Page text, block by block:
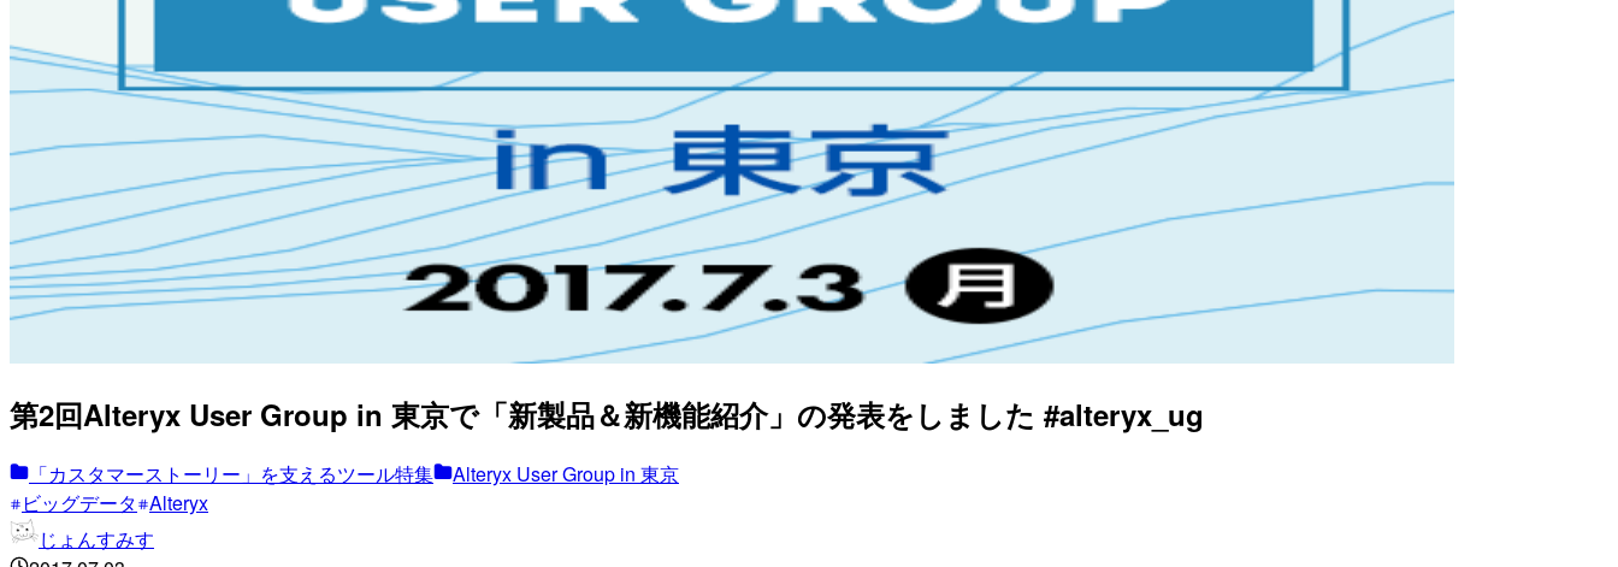
第2回Alteryx User Group in 東京で「新製品＆新機能紹介」の発表をしました #alteryx_ug
「カスタマーストーリー」を支えるツール特集
Alteryx User Group in 東京
ビッグデータ Alteryx
じょんすみす